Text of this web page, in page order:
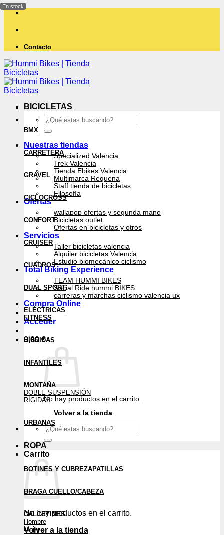
Saltar
contenido
Contacto
Buscar
por:
Nuestras tiendas
Specialized Valencia
Trek Valencia
Tienda Ebikes Valencia
Multimarca Requena
Staff tienda de bicicletas
Filosofía
Ofertas
wallapop ofertas y segunda mano
Bicicletas outlet
Ofertas en bicicletas y otros
Servicios
Taller bicicletas valencia
Alquiler bicicletas Valencia
Estudio biomecánico ciclismo
Total Biking Experience
TEAM HUMMI BIKES
Social Ride hummi BIKES
carreras y marchas ciclismo valencia ux
Compra Online
Acceder
0,00€
No hay productos en el carrito.
Volver a la tienda
Buscar
por:
Carrito
No hay productos en el carrito.
Volver a la tienda
BICICLETAS
BMX
CARRETERA
GRAVEL
CICLOCROSS
CONFORT
CRUISER
CUADROS
DUAL SPORT
ELÉCTRICAS
FITNESS
HÍBRIDAS
INFANTILES
MONTAÑA
DOBLE SUSPENSIÓN
RÍGIDAS
URBANAS
ROPA
BOTINES Y CUBREZAPATILLAS
BRAGA CUELLO/CABEZA
CALCETINES
Hombre
Mujer